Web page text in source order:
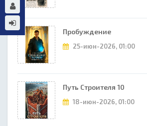
Пробуждение
25-июн-2026, 01:00
Путь Строителя 10
18-июн-2026, 01:00